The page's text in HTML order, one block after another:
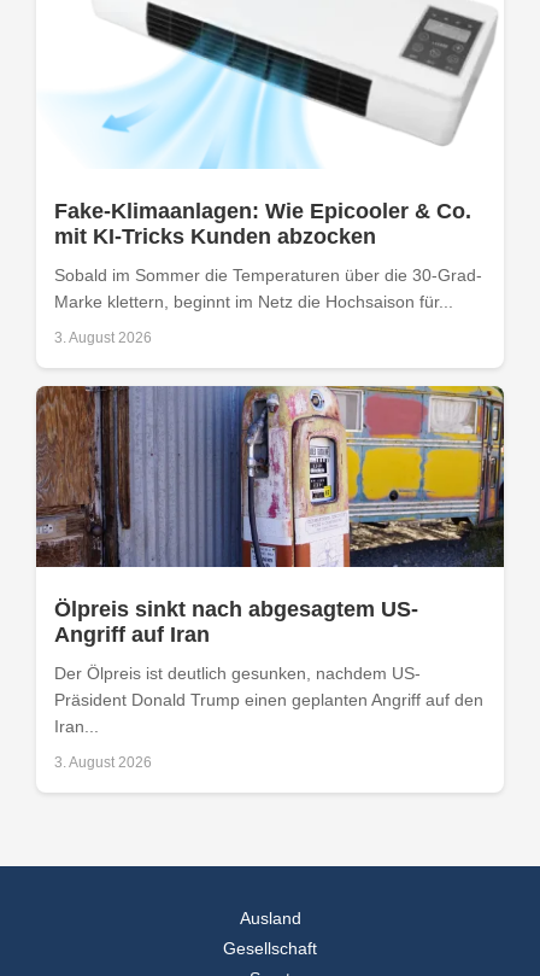
Fake-Klimaanlagen: Wie Epicooler & Co.
mit KI-Tricks Kunden abzocken
Sobald im Sommer die Temperaturen über die 30-Grad-
Marke klettern, beginnt im Netz die Hochsaison für...
3. August 2026
Ölpreis sinkt nach abgesagtem US-
Angriff auf Iran
Der Ölpreis ist deutlich gesunken, nachdem US-
Präsident Donald Trump einen geplanten Angriff auf den
Iran...
3. August 2026
Ausland
Gesellschaft